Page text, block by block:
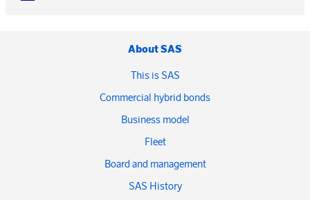
About SAS
This is SAS
Commercial hybrid bonds
Business model
Fleet
Board and management
SAS History